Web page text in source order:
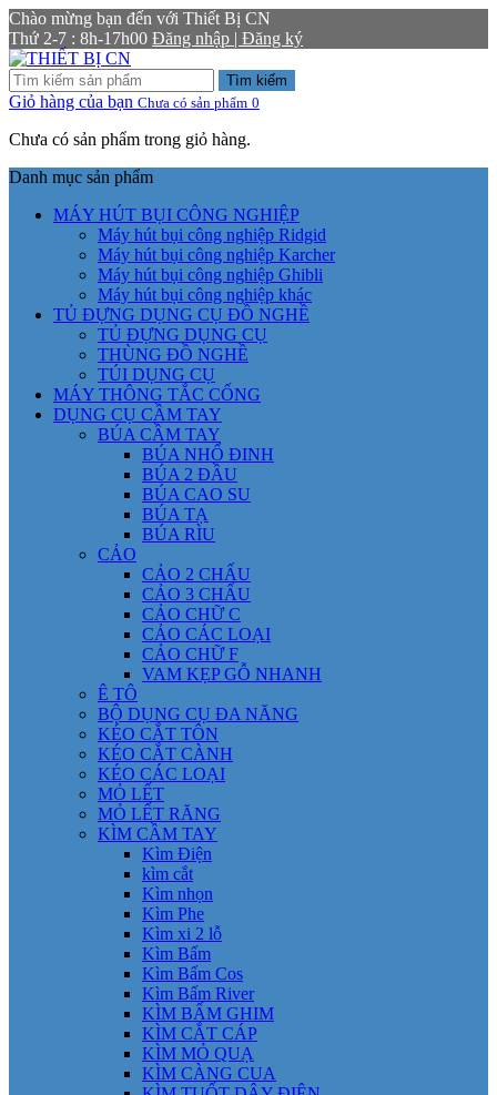
Chào mừng bạn đến với Thiết Bị CN
Thứ 2-7 : 8h-17h00 Đăng nhập | Đăng ký
Tìm kiếm
Giỏ hàng của bạn Chưa có sản phẩm 0
Chưa có sản phẩm trong giỏ hàng.
Danh mục sản phẩm
MÁY HÚT BỤI CÔNG NGHIỆP
Máy hút bụi công nghiệp Ridgid
Máy hút bụi công nghiệp Karcher
Máy hút bụi công nghiệp Ghibli
Máy hút bụi công nghiệp khác
TỦ ĐỰNG DỤNG CỤ ĐỒ NGHỀ
TỦ ĐỰNG DỤNG CỤ
THÙNG ĐỒ NGHỀ
TÚI DỤNG CỤ
MÁY THÔNG TẮC CỐNG
DỤNG CỤ CẦM TAY
BÚA CẦM TAY
BÚA NHỔ ĐINH
BÚA 2 ĐẦU
BÚA CAO SU
BÚA TẠ
BÚA RÌU
CẢO
CẢO 2 CHẤU
CẢO 3 CHẤU
CẢO CHỮ C
CẢO CÁC LOẠI
CẢO CHỮ F
VAM KẸP GỖ NHANH
Ê TÔ
BỘ DỤNG CỤ ĐA NĂNG
KÉO CẮT TÔN
KÉO CẮT CÀNH
KÉO CÁC LOẠI
MỎ LẾT
MỎ LẾT RĂNG
KÌM CẦM TAY
Kìm Điện
kìm cắt
Kìm nhọn
Kìm Phe
Kìm xi 2 lỗ
Kìm Bấm
Kìm Bấm Cos
Kìm Bấm River
KÌM BẤM GHIM
KÌM CẮT CÁP
KÌM MỎ QUẠ
KÌM CÀNG CUA